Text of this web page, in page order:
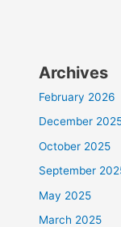
Archives
February 2026
December
October 2025
September
May 2025
March 2025